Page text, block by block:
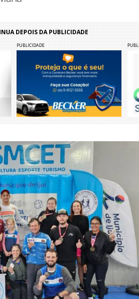
DEPOIS DA PUBLICIDADE
PUBLICIDADE